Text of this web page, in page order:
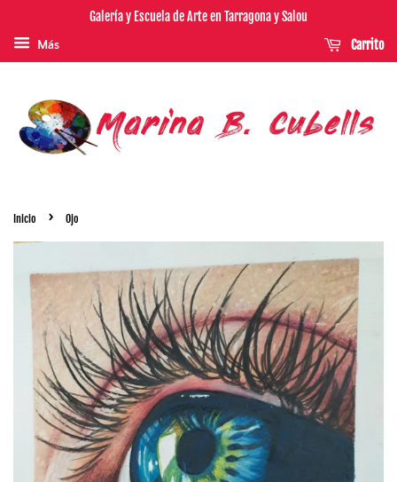
Galería y Escuela de Arte en Tarragona y Salou
Más Carrito
Inicio › Ojo